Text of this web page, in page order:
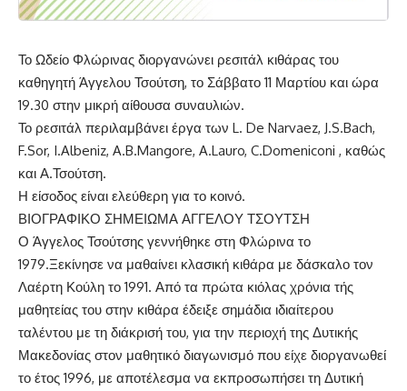
Το Ωδείο Φλώρινας διοργανώνει ρεσιτάλ κιθάρας του
καθηγητή Άγγελου Τσούτση, το Σάββατο 11 Μαρτίου και ώρα
19.30 στην μικρή αίθουσα συναυλιών.
Το ρεσιτάλ περιλαμβάνει έργα των L. De Narvaez, J.S.Bach,
F.Sor, I.Albeniz, A.B.Mangore, A.Lauro, C.Domeniconi , καθώς
και Α.Τσούτση.
Η είσοδος είναι ελεύθερη για το κοινό.
ΒΙΟΓΡΑΦΙΚΟ ΣΗΜΕΙΩΜΑ ΑΓΓΕΛΟΥ ΤΣΟΥΤΣΗ
Ο Άγγελος Τσούτσης γεννήθηκε στη Φλώρινα το
1979.Ξεκίνησε να μαθαίνει κλασική κιθάρα με δάσκαλο τον
Λαέρτη Κούλη το 1991. Από τα πρώτα κιόλας χρόνια τής
μαθητείας του στην κιθάρα έδειξε σημάδια ιδιαίτερου
ταλέντου με τη διάκρισή του, για την περιοχή της Δυτικής
Μακεδονίας στον μαθητικό διαγωνισμό που είχε διοργανωθεί
το έτος 1996, με αποτέλεσμα να εκπροσωπήσει τη Δυτική